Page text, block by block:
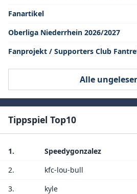
Fanartikel
Oberliga Niederrhein 2026/2027
Fanprojekt / Supporters Club
Alle
Tippspiel Top10
1. Speedygonzalez
2.
kfc-lou-bull
3.
kyle